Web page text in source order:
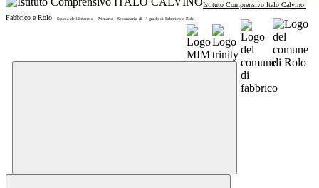
Istituto Comprensivo Italo Calvino
Fabbrico e Rolo
Scuola dell'Infanzia - Primaria - Secondaria di 1° grado di Fabbrico e Rolo